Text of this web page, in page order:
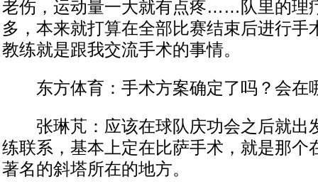
老伤，运动量一大就有点疼……队里的理
多，本来就打算在全部比赛结束后进行手
教练就是跟我交流手术的事情。
东方体育：手术方案确定了吗？会在
张琳芃：应该在球队庆功会之后就出
练联系，基本上定在比萨手术，就是那个
著名的斜塔所在的地方。